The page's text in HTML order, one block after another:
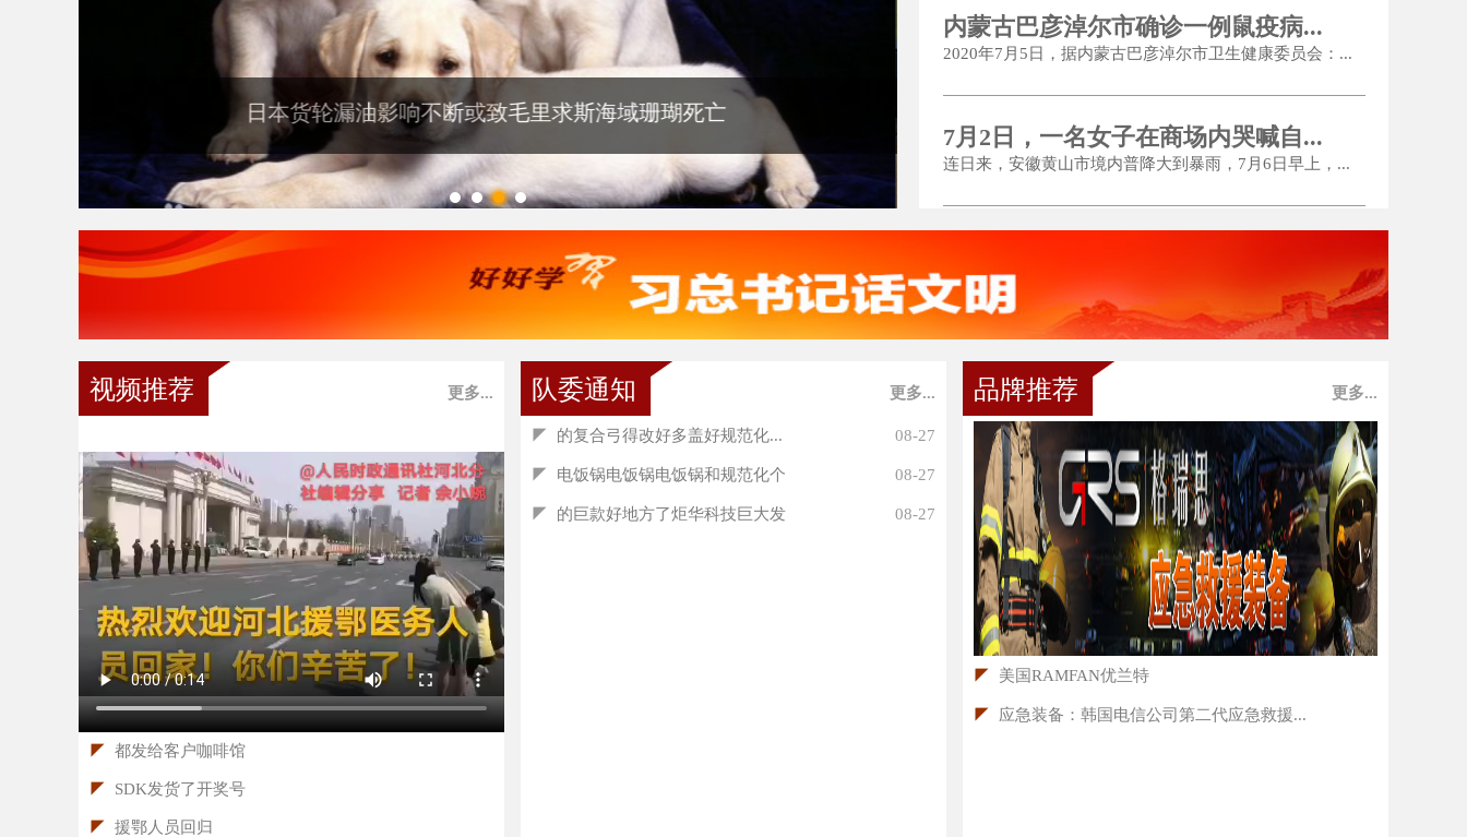
举办2020年全省防灾减灾救灾业务培训班
内蒙古巴彦淖尔市确诊一例鼠疫病...
2020年7月5日，据内蒙古巴彦淖尔市卫生健康委员会：...
7月2日，一名女子在商场内哭喊自...
连日来，安徽黄山市境内普降大到暴雨，7月6日早上，...
视频推荐 更多...
◤ 都发给客户咖啡馆
◤ SDK发货了开奖号
◤ 援鄂人员回归
队委通知 更多...
◤ 的复合弓得改好多盖好规范化... 08-27
◤ 电饭锅电饭锅电饭锅和规范化个 08-27
◤ 的巨款好地方了炬华科技巨大发 08-27
品牌推荐 更多...
◤ 美国RAMFAN优兰特
◤ 应急装备：韩国电信公司第二代应急救援...